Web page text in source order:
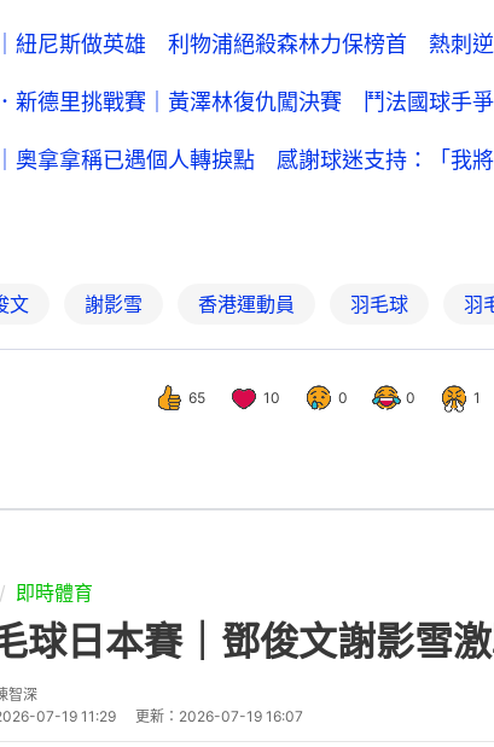
紐尼斯做英雄 利物浦絕殺森林力保榜首 熱刺
新德里挑戰賽｜黃澤林復仇闖決賽 鬥法國球手
奧拿拿稱已遇個人轉捩點 感謝球迷支持：「我將
文 謝影雪 香港運動員 羽毛球 羽
65 10 0 0 1
即時體育
球日本賽｜鄧俊文謝影雪
智深
07-19 11:29 更新： 2026-07-19 16:07